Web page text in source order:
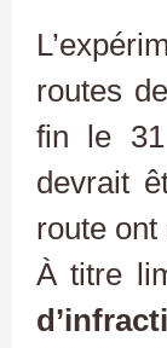
routes
fin le 31
devrait
route ont
À titre